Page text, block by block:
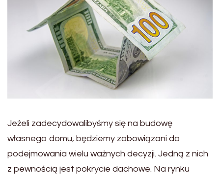
Jeżeli zadecydowalibyśmy się na budowę
własnego domu, będziemy zobowiązani do
podejmowania wielu ważnych decyzji. Jedną z nich
z pewnością jest pokrycie dachowe. Na rynku